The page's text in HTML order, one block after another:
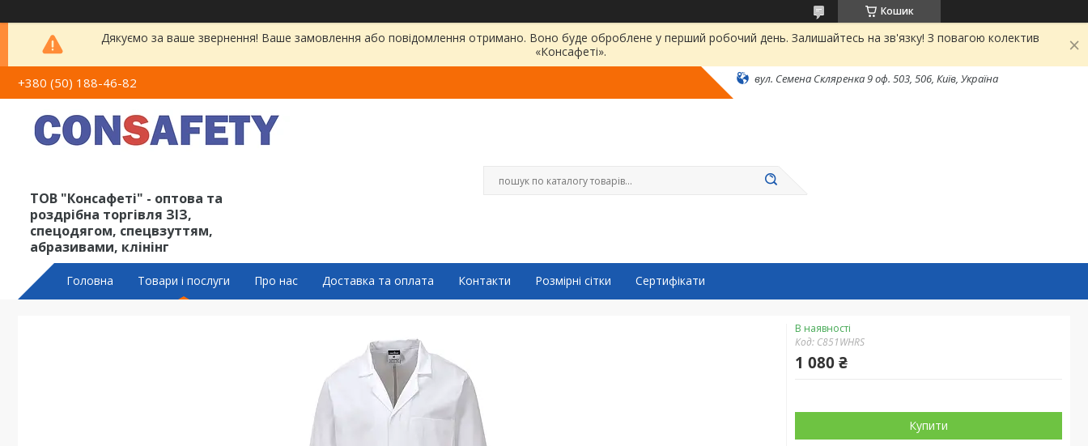
Кошик
Дякуємо за ваше звернення! Ваше замовлення або повідомлення отримано. Воно буде оброблене у перший робочий день. Залишайтесь на зв'язку! З повагою колектив
«Консафеті».
+380 (50) 188-46-82 вул. Семена Скляренка 9 оф. 503, 506, Київ, Україна
ТОВ "Консафеті" - оптова та
роздрібна торгівля ЗІЗ,
спецодягом, спецвзуттям,
абразивами, клінінг
Головна Товари і послуги Про нас Доставка та оплата Контакти Розмірні сітки Сертифікати
В наявності
Код: C851WHRS
1 080 ₴
Купити